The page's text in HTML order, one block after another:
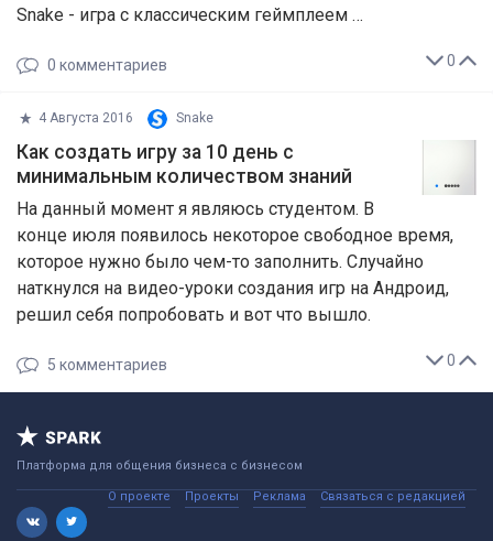
Snake - игра с классическим геймплеем …
0
0 комментариев
4 Августа 2016 Snake
Как создать игру за 10 день с
минимальным количеством знаний
На данный момент я являюсь студентом. В
конце июля появилось некоторое свободное время,
которое нужно было чем-то заполнить. Случайно
наткнулся на видео-уроки создания игр на Андроид,
решил себя попробовать и вот что вышло.
0
5 комментариев
Платформа для общения бизнеса с бизнесом
О проекте Проекты Реклама Связаться с редакцией